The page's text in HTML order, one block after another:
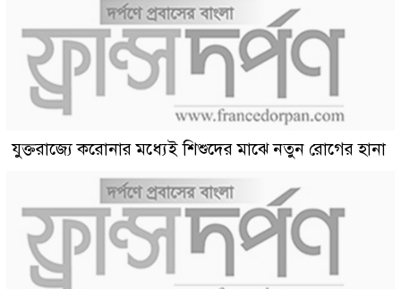
যুক্তরাজ্যে করোনার মধ্যেই শিশুদের মাঝে নতুন রোগের হানা